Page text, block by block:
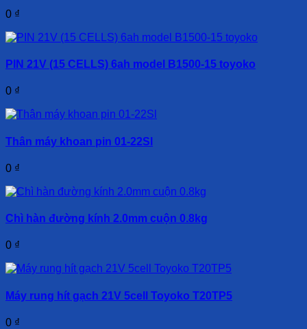
0 ₫
PIN 21V (15 CELLS) 6ah model B1500-15 toyoko
0 ₫
Thân máy khoan pin 01-22Sl
0 ₫
Chì hàn đường kính 2.0mm cuộn 0.8kg
0 ₫
Máy rung hít gạch 21V 5cell Toyoko T20TP5
0 ₫